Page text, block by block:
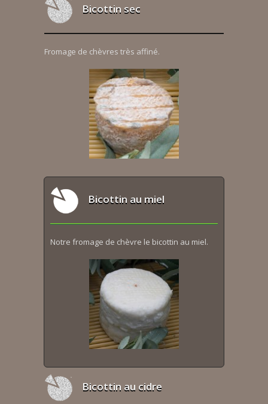
Bicottin sec
Fromage de chèvres très affiné.
Bicottin au miel
Notre fromage de chèvre le bicottin au miel.
Bicottin au cidre